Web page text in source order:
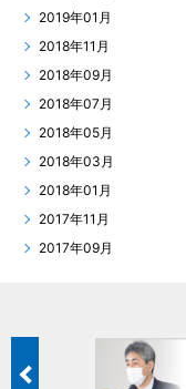
2019年01月
2018年11月
2018年09月
2018年07月
2018年05月
2018年03月
2018年01月
2017年11月
2017年09月